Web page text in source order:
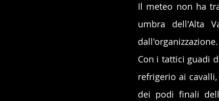
Il meteo non ha
umbra dell'Alta
dall'organizzazione.
Con i tattici guadi
refrigerio ai
dei podi finali